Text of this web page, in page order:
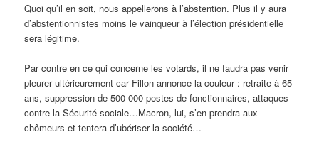
Quoi qu’il en soit, nous appellerons à l’abstention. Plus il y aura
d’abstentionnistes moins le vainqueur à l’élection présidentielle
sera légitime.
Par contre en ce qui concerne les votards, il ne faudra pas venir
pleurer ultérieurement car Fillon annonce la couleur : retraite à 65
ans, suppression de 500 000 postes de fonctionnaires, attaques
contre la Sécurité sociale…Macron, lui, s’en prendra aux
chômeurs et tentera d’ubériser la société…